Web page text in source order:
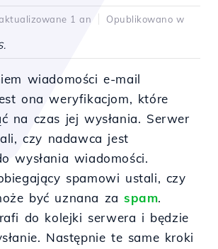
1 an
Opublikowano w
wiadomości e-mail
ona weryfikacjom, które
na czas jej wysłania. Serwer
czy nadawca jest
wysłania wiadomości.
spamowi ustali, czy
być uznana zaspam.
do kolejki serwera i będzie
Następnie te same kroki